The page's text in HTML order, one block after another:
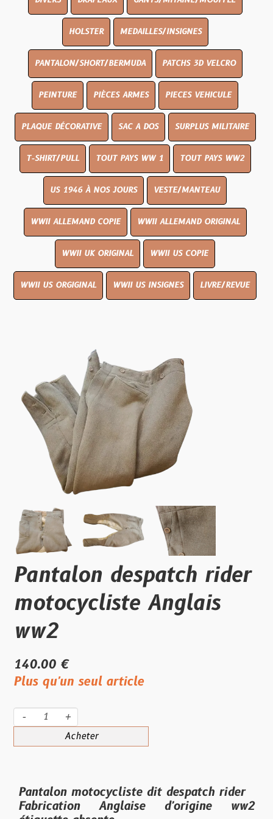
HOLSTER MEDAILLES/INSIGNES
PANTALON/SHORT/BERMUDA PATCHS 3D VELCRO
PEINTURE PIÈCES ARMES PIECES VEHICULE
PLAQUE DÉCORATIVE SAC A DOS SURPLUS MILITAIRE
T-SHIRT/PULL TOUT PAYS WW 1 TOUT PAYS WW2
US 1946 À NOS JOURS VESTE/MANTEAU
WWII ALLEMAND COPIE WWII ALLEMAND ORIGINAL
WWII UK ORIGINAL WWII US COPIE
WWII US ORGIGINAL WWII US INSIGNES LIVRE/REVUE
Pantalon despatch rider
motocycliste Anglais
ww2
140.00 €
Plus qu'un seul article
- +
Acheter
Pantalon motocycliste dit despatch rider
Fabrication Anglaise d'origine ww2